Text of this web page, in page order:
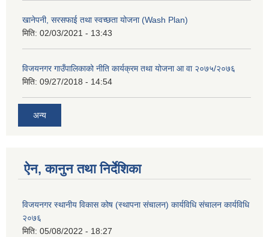
खानेपनी, सरसफाई तथा स्वच्छता योजना (Wash Plan)
मिति: 02/03/2021 - 13:43
विजयनगर गाउँपालिकाको नीति कार्यक्रम तथा योजना आ वा २०७५/२०७६
मिति: 09/27/2018 - 14:54
अन्य
ऐन, कानुन तथा निर्देशिका
विजयनगर स्थानीय विकास कोष (स्थापना संचालन) कार्यविधि संचालन कार्यविधि
२०७६
मिति: 05/08/2022 - 18:27